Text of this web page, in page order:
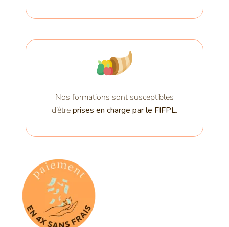
Nos formations sont susceptibles
d’êtreprises en charge par le FIFPL.